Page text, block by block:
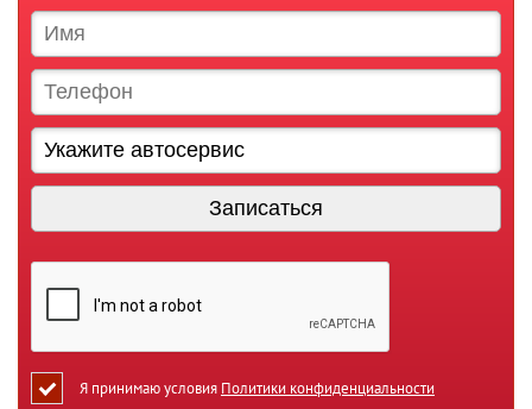
Я принимаю условия Политики конфиденциальности